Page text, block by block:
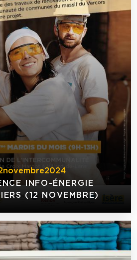
novembre2024
INFO-ÉNERGIE
(12 NOVEMBRE)